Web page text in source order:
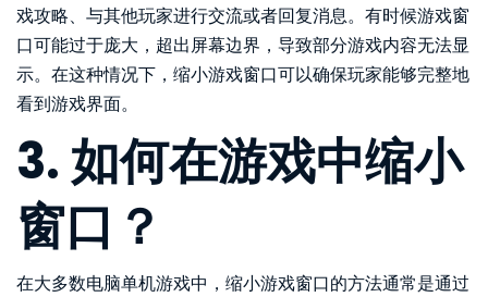
戏攻略、与其他玩家进行交流或者回复消息。有时候游戏窗
口可能过于庞大，超出屏幕边界，导致部分游戏内容无法显
示。在这种情况下，缩小游戏窗口可以确保玩家能够完整地
看到游戏界面。
3. 如何在游戏中缩小
窗口？
在大多数电脑单机游戏中，缩小游戏窗口的方法通常是通过